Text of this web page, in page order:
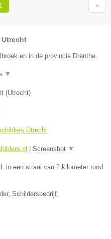
en in de provincie Drenthe.
▼
(Utrecht)
Utrecht
Screenshot ▼
in een straal van 2 kilometer rond
Schildersbedrijf,